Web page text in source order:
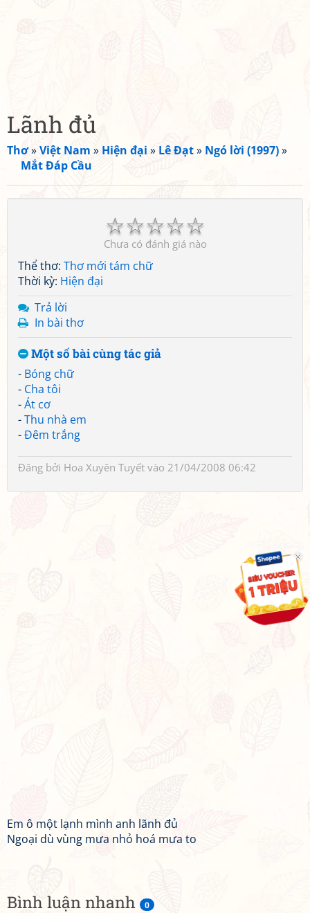
Bình luận nhanh 0
Lãnh đủ
Thơ»Việt Nam » Hiện đại » Lê Đạt» Ngó lời (1997)»
Mắt Đáp Cầu
☆
☆
☆
☆
☆
Chưa có đánh giá nào
Thể thơ: Thơ mới tám chữ
Thời kỳ: Hiện đại
Trả lời
In bài thơ
Một số bài cùng tác giả
- Bóng chữ
- Cha tôi
-Át cơ
-Thu nhà em
-Đêm trắng
Đăng bởi Hoa Xuyên Tuyết vào 21/04/2008 06:42
Em ô một lạnh mình anh lãnh đủ
Ngoại dù vùng mưa nhỏ hoá mưa to